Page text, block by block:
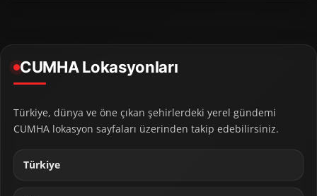
CUMHA Lokasyonları
Türkiye, dünya ve öne çıkan şehirlerdeki yerel gündemi
CUMHA lokasyon sayfaları üzerinden takip edebilirsiniz.
Türkiye